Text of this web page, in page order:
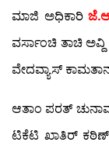
ಮಾಜಿ ಅಧಿಕಾರಿ
ವರ್ಸಾಂಚಿ ತಾಚಿ
ವೇದವ್ಯಾಸ್
ಆತಾಂ ಪರತ್
ಟಿಕೆಟಿ ಖಾತಿರ್ ಕಠಿಣ್